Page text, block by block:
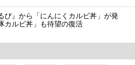
び』から「にんにくカルビ丼」が発
カルビ丼」も待望の復活